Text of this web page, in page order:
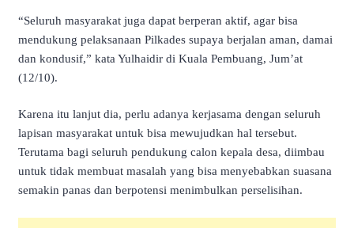
“Seluruh masyarakat juga dapat berperan aktif, agar bisa
mendukung pelaksanaan Pilkades supaya berjalan aman, damai
dan kondusif,” kata Yulhaidir di Kuala Pembuang, Jum’at
(12/10).
Karena itu lanjut dia, perlu adanya kerjasama dengan seluruh
lapisan masyarakat untuk bisa mewujudkan hal tersebut.
Terutama bagi seluruh pendukung calon kepala desa, diimbau
untuk tidak membuat masalah yang bisa menyebabkan suasana
semakin panas dan berpotensi menimbulkan perselisihan.